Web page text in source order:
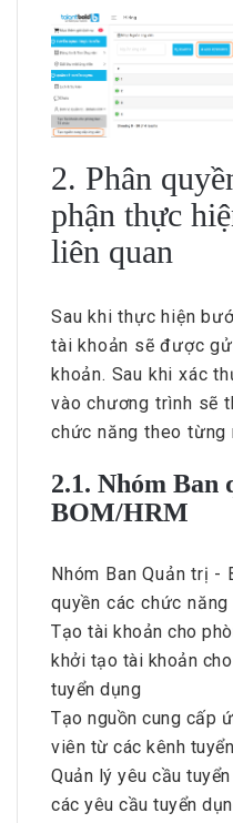
2. Phân
phận thực
liên quan
Sau khi thực hiện
tài khoản sẽ được
khoản. Sau khi xác
vào chương trình sẽ
chức năng theo từng
2.1. Nhóm Ban
BOM/HRM
Nhóm Ban Quản trị
quyền các chức
Tạo tài khoản cho
khởi tạo tài khoản
tuyển dụng
Tạo nguồn cung cấp
viên từ các kênh
Quản lý yêu cầu
các yêu cầu tuyển